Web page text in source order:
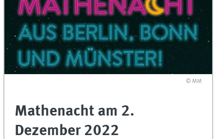
© MM
Mathenacht am 2.
Dezember 2022